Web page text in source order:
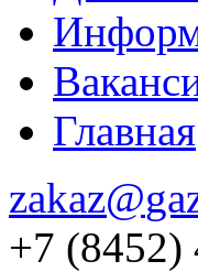
Главная
zakaz@
+7 (8452)